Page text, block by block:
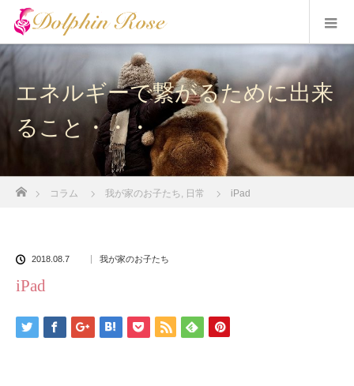
エネルギーで繋がるために出来
ること・・・
コラム 我が家のお子たち 日常 iPad
2018.08.7 我が家のお子たち
iPad